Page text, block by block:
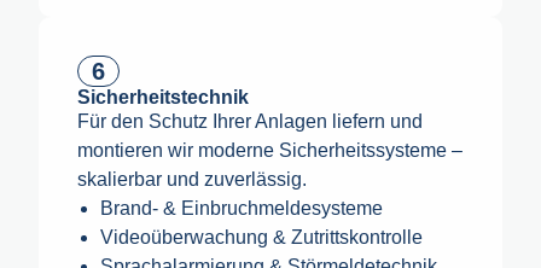
6
Sicherheitstechnik
Für den Schutz Ihrer Anlagen liefern und
montieren wir moderne Sicherheitssysteme –
skalierbar und zuverlässig.
Brand- & Einbruchmeldesysteme
Videoüberwachung & Zutrittskontrolle